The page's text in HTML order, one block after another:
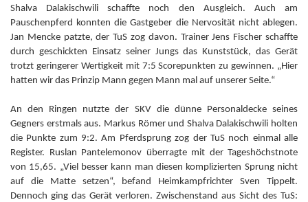
Shalva Dalakischwili schaffte noch den Ausgleich. Auch am
Pauschenpferd konnten die Gastgeber die Nervosität nicht ablegen.
Jan Mencke patzte, der TuS zog davon. Trainer Jens Fischer schaffte
durch geschickten Einsatz seiner Jungs das Kunststück, das Gerät
trotzt geringerer Wertigkeit mit 7:5 Scorepunkten zu gewinnen. „Hier
hatten wir das Prinzip Mann gegen Mann mal auf unserer Seite.“
An den Ringen nutzte der SKV die dünne Personaldecke seines
Gegners erstmals aus. Markus Römer und Shalva Dalakischwili holten
die Punkte zum 9:2. Am Pferdsprung zog der TuS noch einmal alle
Register. Ruslan Pantelemonov überragte mit der Tageshöchstnote
von 15,65. „Viel besser kann man diesen komplizierten Sprung nicht
auf die Matte setzen“, befand Heimkampfrichter Sven Tippelt.
Dennoch ging das Gerät verloren. Zwischenstand aus Sicht des TuS: